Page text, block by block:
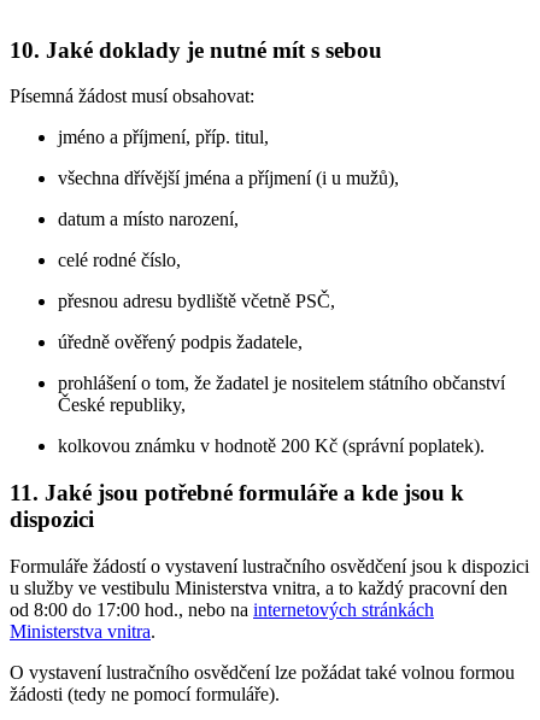
10. Jaké doklady je nutné mít s sebou
Písemná žádost musí obsahovat:
jméno a příjmení, příp. titul,
všechna dřívější jména a příjmení (i u mužů),
datum a místo narození,
celé rodné číslo,
přesnou adresu bydliště včetně PSČ,
úředně ověřený podpis žadatele,
prohlášení o tom, že žadatel je nositelem státního občanství
České republiky,
kolkovou známku v hodnotě 200 Kč (správní poplatek).
11. Jaké jsou potřebné formuláře a kde jsou k
dispozici
Formuláře žádostí o vystavení lustračního osvědčení jsou k dispozici
u služby ve vestibulu Ministerstva vnitra, a to každý pracovní den
od 8:00 do 17:00 hod., nebo na internetových stránkách
Ministerstva vnitra.
O vystavení lustračního osvědčení lze požádat také volnou formou
žádosti (tedy ne pomocí formuláře).